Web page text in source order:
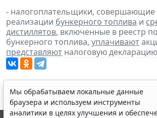
- налогоплательщики,
реализации бункерного топлива и
дистиллятов, включенные в реестр
бункерного топлива, уплачивают
представляют налоговую
Мы обрабатываем локальные данные
браузера и используем инструменты
аналитики в целях улучшения и